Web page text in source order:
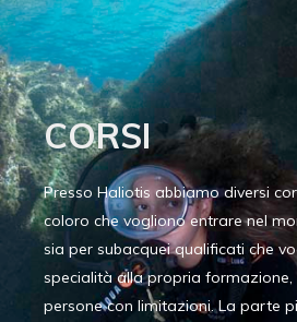
CORSI
Presso Haliotis abbiamo diversi
coloro che vogliono entrare nel
sia per subacquei qualificati che
specialità alla propria formazione,
persone con limitazioni. La parte